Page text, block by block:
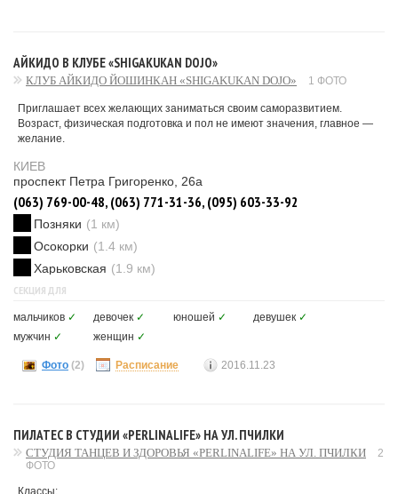
АЙКИДО В КЛУБЕ «SHIGAKUKAN DOJO»
КЛУБ АЙКИДО ЙОШИНКАН «SHIGAKUKAN DOJO» 1 ФОТО
Приглашает всех желающих заниматься своим саморазвитием.
Возраст, физическая подготовка и пол не имеют значения, главное —
желание.
КИЕВ
проспект Петра Григоренко, 26а
(063) 769-00-48, (063) 771-31-36, (095) 603-33-92
Позняки (1 км)
Осокорки (1.4 км)
Харьковская (1.9 км)
СЕКЦИЯ ДЛЯ
мальчиков ✓ девочек ✓ юношей ✓ девушек ✓
мужчин ✓ женщин ✓
Фото (2) Расписание 2016.11.23
ПИЛАТЕС В СТУДИИ «PERLINALIFE» НА УЛ. ПЧИЛКИ
СТУДИЯ ТАНЦЕВ И ЗДОРОВЬЯ «PERLINALIFE» НА УЛ. ПЧИЛКИ
2
ФОТО
Классы: